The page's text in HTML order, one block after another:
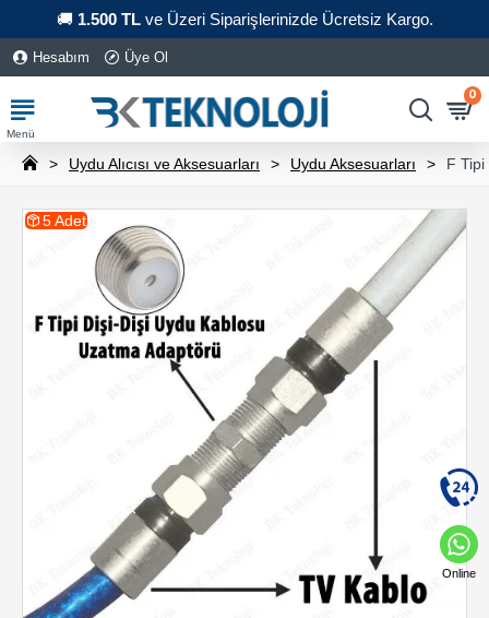
🚚 1.500 TLve Üzeri Siparişlerinizde Ücretsiz Kargo.
Hesabım Üye Ol
0
Uydu Alıcısı ve Aksesuarları Uydu Aksesuarları F
5 Adet
Online